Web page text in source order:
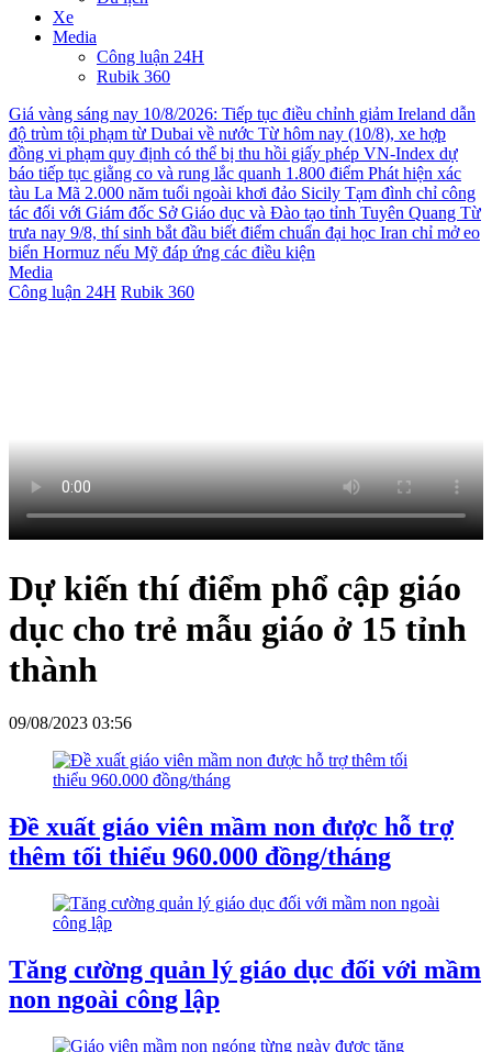
Xe
Media
Công luận 24H
Rubik 360
Giá vàng sáng nay 10/8/2026: Tiếp tục điều chỉnh giảm Ireland dẫn
độ trùm tội phạm từ Dubai về nước Từ hôm nay (10/8), xe hợp
đồng vi phạm quy định có thể bị thu hồi giấy phép VN-Index dự
báo tiếp tục giằng co và rung lắc quanh 1.800 điểm Phát hiện xác
tàu La Mã 2.000 năm tuổi ngoài khơi đảo Sicily Tạm đình chỉ công
tác đối với Giám đốc Sở Giáo dục và Đào tạo tỉnh Tuyên Quang Từ
trưa nay 9/8, thí sinh bắt đầu biết điểm chuẩn đại học Iran chỉ mở eo
biển Hormuz nếu Mỹ đáp ứng các điều kiện
Media
Công luận 24H Rubik 360
Dự kiến thí điểm phổ cập giáo
dục cho trẻ mẫu giáo ở 15 tỉnh
thành
09/08/2023 03:56
Đề xuất giáo viên mầm non được hỗ trợ
thêm tối thiểu 960.000 đồng/tháng
Tăng cường quản lý giáo dục đối với mầm
non ngoài công lập